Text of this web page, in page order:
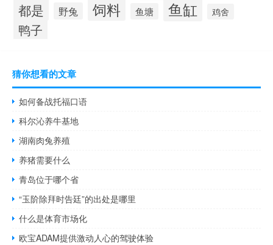
都是 野兔 饲料 鱼塘 鱼缸 鸡舍
鸭子
猜你想看的文章
如何备战托福口语
科尔沁养牛基地
湖南肉兔养殖
养猪需要什么
青岛位于哪个省
“玉阶除拜时告廷”的出处是哪里
什么是体育市场化
欧宝ADAM提供激动人心的驾驶体验